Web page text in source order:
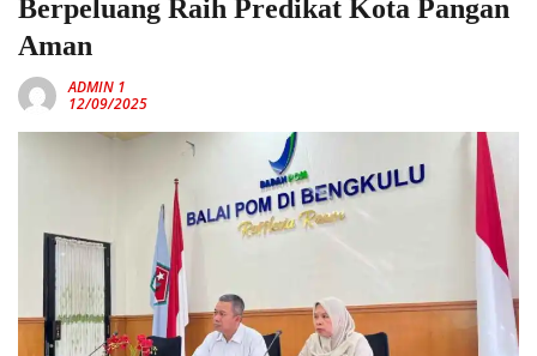
Berpeluang Raih Predikat Kota Pangan
Aman
ADMIN 1
12/09/2025